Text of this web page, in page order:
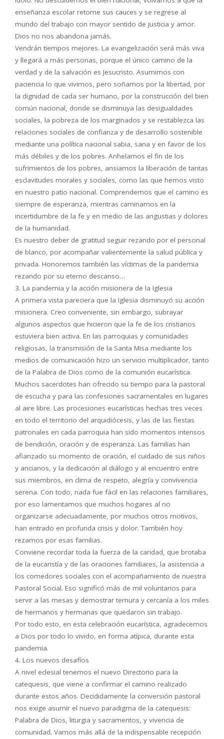
enseñanza escolar retome sus cauces y se regrese al
mundo del trabajo con mayor sentido de justicia y amor.
Dios no nos abandona jamás.
Vendrán tiempos mejores. La evangelización será más viva
y llegará a más personas, porque el único camino de la
verdad y de la salvación es Jesucristo. Asumimos con
paciencia lo que vivimos, pero soñamos por la libertad, por
la dignidad de cada ser humano, por la construcción del bien
común nacional, donde se disminuya las desigualdades
sociales, la pobreza de los marginados y se restablezca las
relaciones sociales de confianza y de desarrollo sostenible
mediante una política nacional sabia, sana y en favor de los
más débiles y de los pobres. Anhelamos el fin de los
sufrimientos de los pobres, ansiamos la liberación de tantas
esclavitudes morales y sociales, como las que hemos visto
en nuestro patio nacional. Comprendemos que el camino es
siempre de esperanza, mientras caminamos en la
incertidumbre de la fe y en medio de las angustias y dolores
de la humanidad.
Es nuestro deber de gratitud seguir rezando por el personal
de blanco, por acompañar valientemente la salud pública y
privada. Honoremos también las víctimas de la pandemia
rezando por su eterno descanso…
3. La pandemia y la acción misionera de la Iglesia
A primera vista pareciera que la Iglesia disminuyó su acción
misionera. Creo conveniente, sin embargo, subrayar
algunos aspectos que hicieron que la fe de los cristianos
estuviera bien activa. En las parroquias y comunidades
religiosas, la transmisión de la Santa Misa mediante los
medios de comunicación hizo un servicio multiplicador, tanto
de la Palabra de Dios como de la comunión eucarística.
Muchos sacerdotes han ofrecido su tiempo para la pastoral
de escucha y para las confesiones sacramentales en lugares
al aire libre. Las procesiones eucarísticas hechas tres veces
en todo el territorio del arquidiócesis, y las de las fiestas
patronales en cada parroquia han sido momentos intensos
de bendición, oración y de esperanza. Las familias han
afianzado su momento de oración, el cuidado de sus niños
y ancianos, y la dedicación al diálogo y al encuentro entre
sus miembros, en clima de respeto, alegría y convivencia
serena. Con todo, nada fue fácil en las relaciones familiares,
por eso lamentamos que muchos hogares al no
organizarse adecuadamente, por muchos otros motivos,
han entrado en profunda crisis y dolor. También hoy
rezamos por esas familias.
Conviene recordar toda la fuerza de la caridad, que brotaba
de la eucaristía y de las oraciones familiares, la asistencia a
los comedores sociales con el acompañamiento de nuestra
Pastoral Social. Eso significó más de mil voluntarios para
servir a las mesas y demostrar ternura y cercanía a los miles
de hermanos y hermanas que quedaron sin trabajo.
Por todo esto, en esta celebración eucarística, agradecemos
a Dios por todo lo vivido, en forma atípica, durante esta
pandemia.
4. Los nuevos desafíos
A nivel eclesial tenemos el nuevo Directorio para la
catequesis, que viene a confirmar el camino realizado
durante estos años. Decididamente la conversión pastoral
nos exige asumir el nuevo paradigma de la catequesis:
Palabra de Dios, liturgia y sacramentos, y vivencia de
comunidad. Vamos más allá de la indispensable recepción